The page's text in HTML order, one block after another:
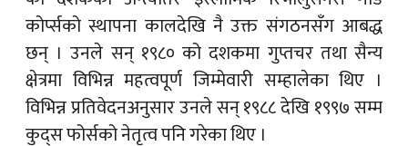
कोर्प्सको स्थापना कालदेखि नै उक्त संगठनसँग आबद्ध
छन् । उनले सन् १९८० को दशकमा गुप्तचर तथा सैन्य
क्षेत्रमा विभिन्न महत्वपूर्ण जिम्मेवारी सम्हालेका थिए ।
विभिन्न प्रतिवेदनअनुसार उनले सन् १९८८ देखि १९९७ सम्म
कुद्स फोर्सको नेतृत्व पनि गरेका थिए ।